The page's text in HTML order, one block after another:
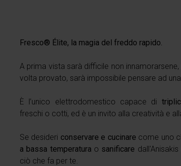
Fresco® Élite, la magia del freddo rapido.
A prima vista sarà difficile non
volta provato, sarà impossibile pensare ad
È l’unico elettrodomestico capace di
freschi o cotti, ed è un invito alla creatività e
Se desideri conservare e cucinare come uno
a bassa temperatura o sanificare
ciò che fa per te.